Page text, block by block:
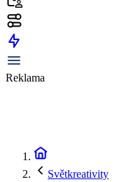
Reklama
Světkreativity